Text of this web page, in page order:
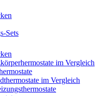
Sets
im Vergleich
im Vergleich